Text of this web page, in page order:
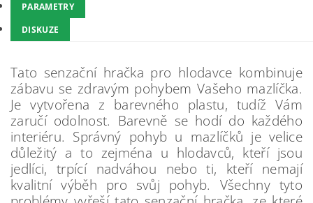
PARAMETRY
DISKUZE
Tato senzační hračka pro hlodavce kombinuje
zábavu se zdravým pohybem Vašeho mazlíčka.
Je vytvořena z barevného plastu, tudíž Vám
zaručí odolnost. Barevně se hodí do každého
interiéru. Správný pohyb u mazlíčků je velice
důležitý a to zejména u hlodavců, kteří jsou
jedlíci, trpící nadváhou nebo ti, kteří nemají
kvalitní výběh pro svůj pohyb. Všechny tyto